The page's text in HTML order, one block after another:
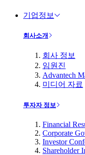
기업정보
회사소개
회사 정보
임원진
Advantech
미디어 자료
투자자 정보
Financial
Corporate
Investor
Shareholder